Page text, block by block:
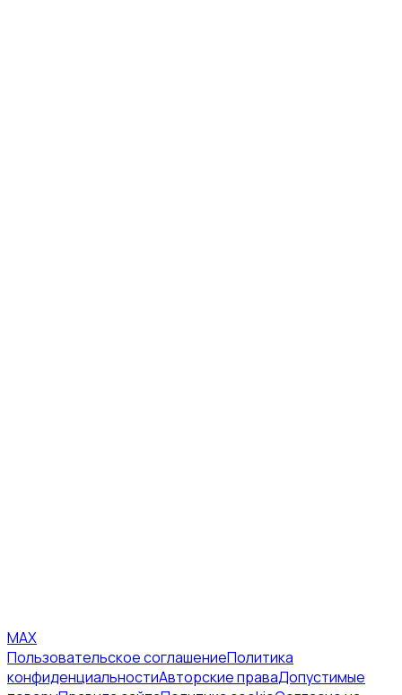
MAX
Пользовательское соглашениеПолитика
конфиденциальностиАвторские праваДопустимые